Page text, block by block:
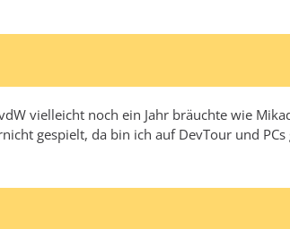
vielleicht noch ein Jahr bräuchte wie
gespielt, da bin ich auf DevTour und PCs